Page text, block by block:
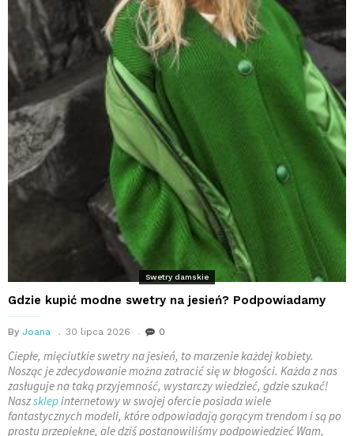
Swetry damskie
Gdzie kupić modne swetry na jesień? Podpowiadamy
By Joana 30 lipca 2026 0
Ciepłe, mięciutkie swetry na jesień, to marzenie każdej kobiety.
Nosząc je zdecydowanie można zatracić się w błogości. Każda z nas
zasługuje na taką przyjemność, wystarczy wiedzieć, gdzie szukać!
Naszsklepinternetowy w swojej ofercie posiada wiele
fantastycznych modeli, które odpowiadają gorącym trendom i są po
prostu przepiękne, ale dziś postanowiliśmy podpowiedzieć Wam,